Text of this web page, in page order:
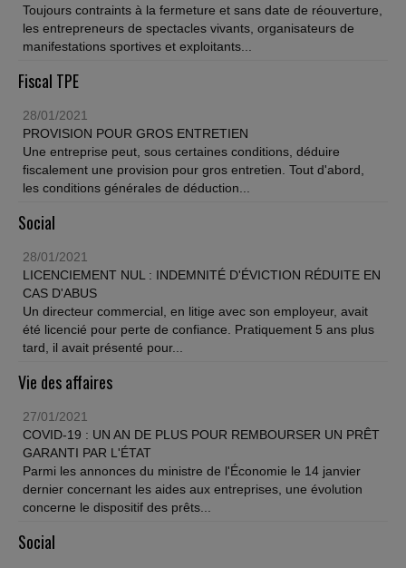
Toujours contraints à la fermeture et sans date de réouverture,
les entrepreneurs de spectacles vivants, organisateurs de
manifestations sportives et exploitants...
Fiscal TPE
28/01/2021
PROVISION POUR GROS ENTRETIEN
Une entreprise peut, sous certaines conditions, déduire
fiscalement une provision pour gros entretien. Tout d'abord,
les conditions générales de déduction...
Social
28/01/2021
LICENCIEMENT NUL : INDEMNITÉ D'ÉVICTION RÉDUITE EN
CAS D'ABUS
Un directeur commercial, en litige avec son employeur, avait
été licencié pour perte de confiance. Pratiquement 5 ans plus
tard, il avait présenté pour...
Vie des affaires
27/01/2021
COVID-19 : UN AN DE PLUS POUR REMBOURSER UN PRÊT
GARANTI PAR L'ÉTAT
Parmi les annonces du ministre de l'Économie le 14 janvier
dernier concernant les aides aux entreprises, une évolution
concerne le dispositif des prêts...
Social